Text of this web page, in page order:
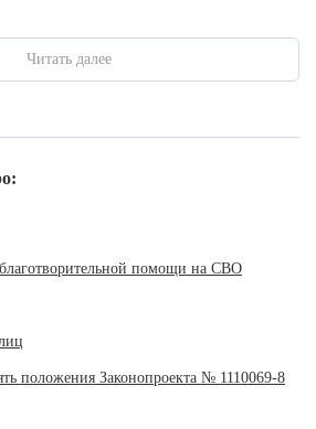
Читать далее
помощи на СВО
положения Законопроекта № 1110069-8